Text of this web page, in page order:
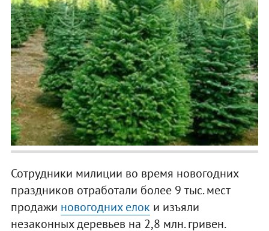
Сотрудники милиции во время новогодних
праздников отработали более 9 тыс. мест
продажи новогодних елок и изъяли
незаконных деревьев на 2,8 млн. гривен.